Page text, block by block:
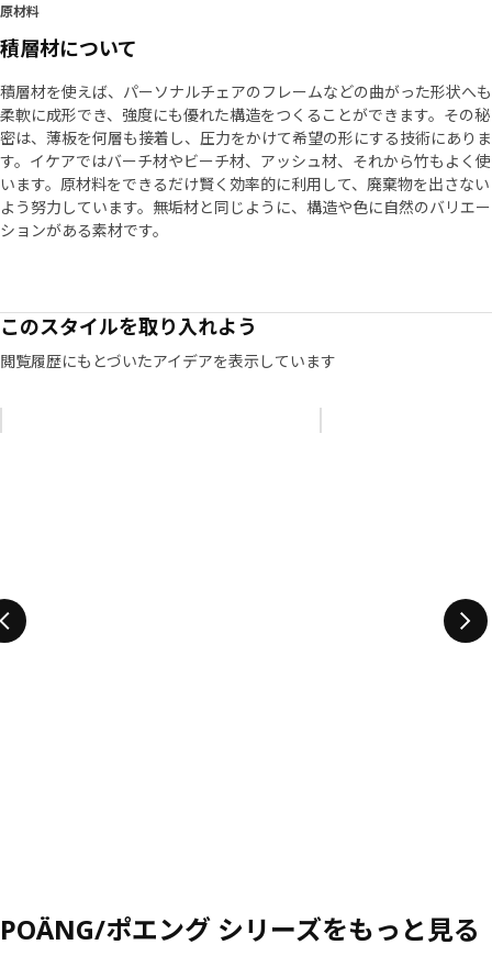
原材料
積層材について
積層材を使えば、パーソナルチェアのフレームなどの曲がった形状へも
柔軟に成形でき、強度にも優れた構造をつくることができます。その秘
密は、薄板を何層も接着し、圧力をかけて希望の形にする技術にありま
す。イケアではバーチ材やビーチ材、アッシュ材、それから竹もよく使
います。原材料をできるだけ賢く効率的に利用して、廃棄物を出さない
よう努力しています。無垢材と同じように、構造や色に自然のバリエー
ションがある素材です。
このスタイルを取り入れよう
閲覧履歴にもとづいたアイデアを表示しています
POÄNG/ポエング シリーズをもっと見る